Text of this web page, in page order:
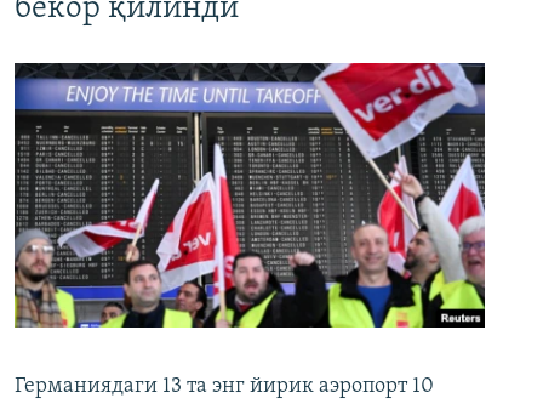
бекор қилинди
Германиядаги 13 та энг йирик аэропорт 10